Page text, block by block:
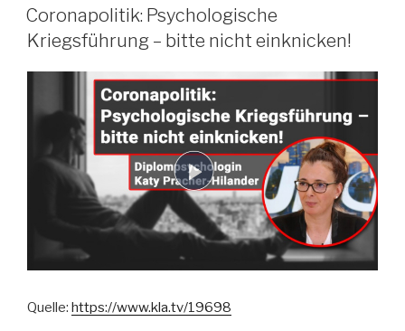
AM
Coronapolitik: Psychologische
Kriegsführung – bitte nicht einknicken!
Quelle: https://www.kla.tv/19698